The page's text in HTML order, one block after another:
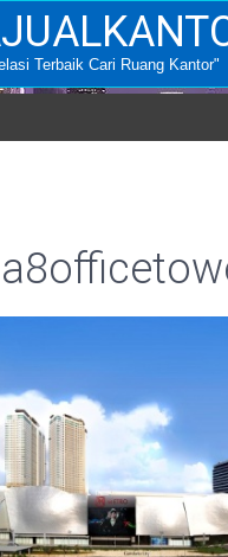
Terbaik Cari Ruang Kantor"